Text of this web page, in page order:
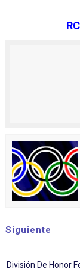
Siguiente
División De Honor